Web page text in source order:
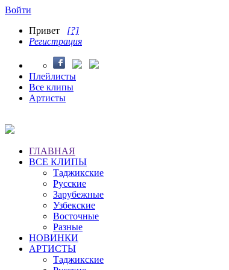
Войти
Привет [?]
Регистрация
Плейлисты
Все клипы
Артисты
ГЛАВНАЯ
ВСЕ КЛИПЫ
Таджикские
Русские
Зарубежные
Узбекские
Восточные
Разные
НОВИНКИ
АРТИСТЫ
Таджикские